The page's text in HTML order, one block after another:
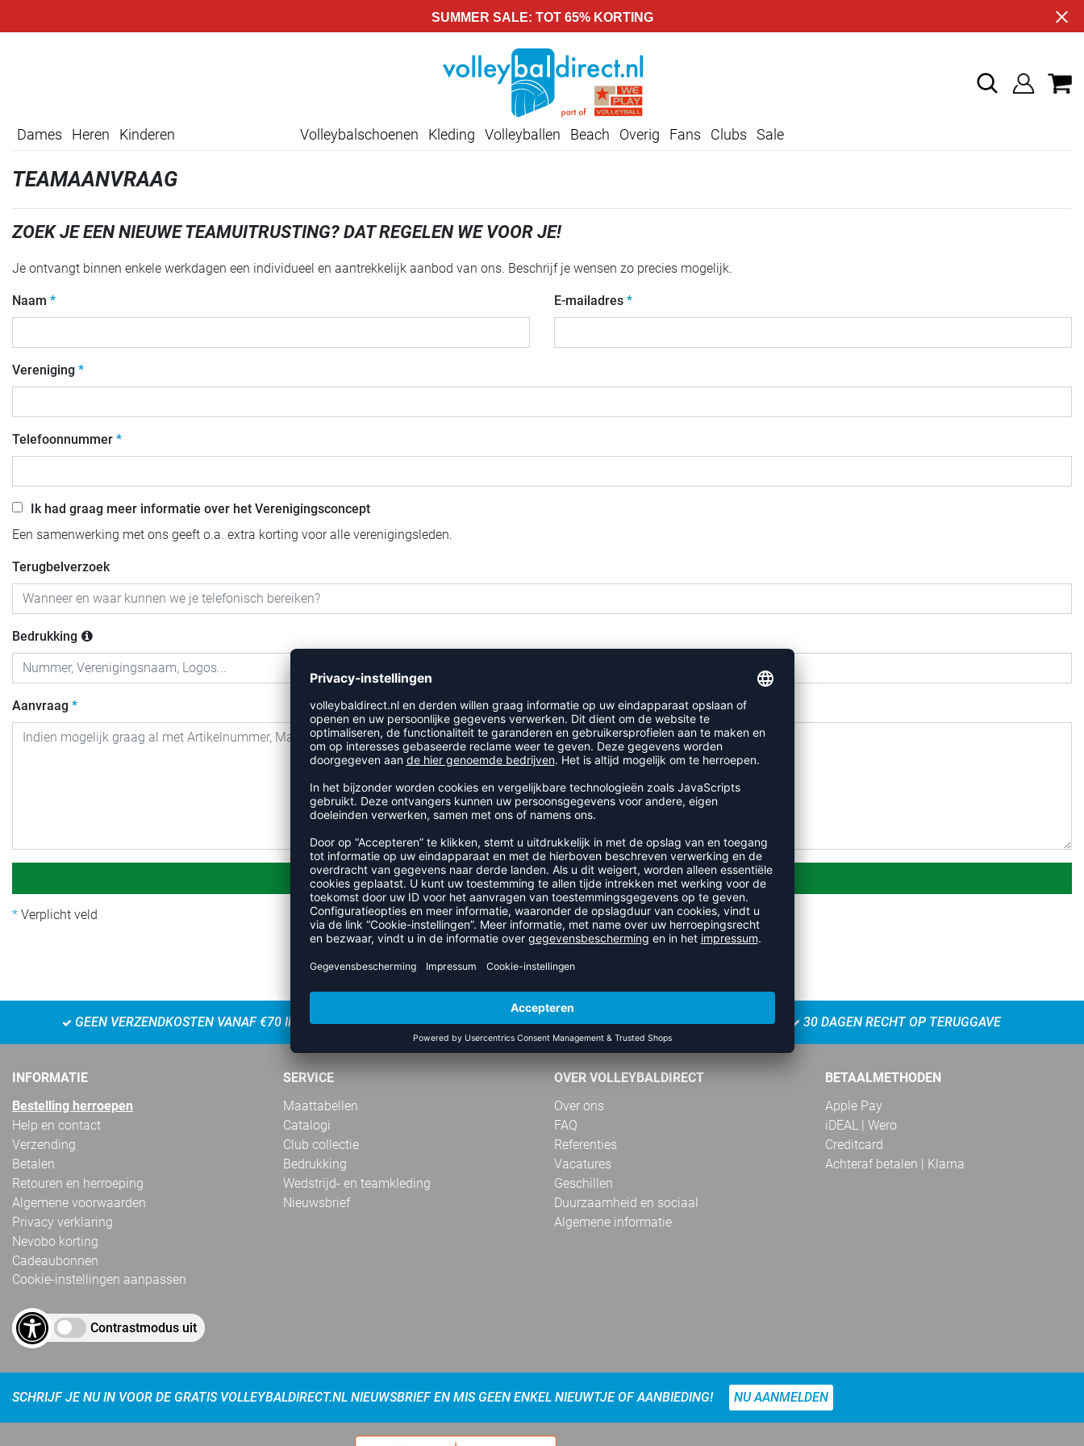
SUMMER SALE: TOT 65% KORTING
Dames Heren Kinderen Volleybalschoenen Kleding Volleyballen Beach Overig Fans Clubs Sale
TEAMAANVRAAG
ZOEK JE EEN NIEUWE TEAMUITRUSTING? DAT REGELEN WE VOOR JE!
Je ontvangt binnen enkele werkdagen een individueel en aantrekkelijk aanbod van ons. Beschrijf je wensen zo precies mogelijk.
Naam E-mailadres
Vereniging
Telefoonnummer
Ik had graag meer informatie over het Verenigingsconcept
Een samenwerking met ons geeft o.a. extra korting voor alle verenigingsleden.
Terugbelverzoek
Bedrukking
Aanvraag
TEAMAANVRAAG VERSTUREN
Verplicht veld
GEEN VERZENDKOSTEN VANAF €70 IN NL OFFICIËLE PARTNER NEVOBO 30 DAGEN RECHT OP TERUGGAVE
INFORMATIE
Bestelling herroepen
Help en contact
Verzending
Betalen
Retouren en herroeping
Algemene voorwaarden
Privacy verklaring
Nevobo korting
Cadeaubonnen
Cookie-instellingen aanpassen
Contrastmodus uit
SERVICE
Maattabellen
Catalogi
Club collectie
Bedrukking
Wedstrijd- en teamkleding
Nieuwsbrief
OVER VOLLEYBALDIRECT
Over ons
FAQ
Referenties
Vacatures
Geschillen
Duurzaamheid en sociaal
Algemene informatie
BETAALMETHODEN
Apple Pay
iDEAL | Wero
Creditcard
Achteraf betalen | Klarna
SCHRIJF JE NU IN VOOR DE GRATIS VOLLEYBALDIRECT.NL NIEUWSBRIEF EN MIS GEEN ENKEL NIEUWTJE OF AANBIEDING! NU AANMELDEN